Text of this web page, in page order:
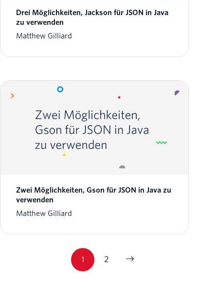
Drei Möglichkeiten, Jackson für JSON in Java
zu verwenden
Matthew Gilliard
Zwei Möglichkeiten, Gson für JSON in Java zu
verwenden
Matthew Gilliard
1 2